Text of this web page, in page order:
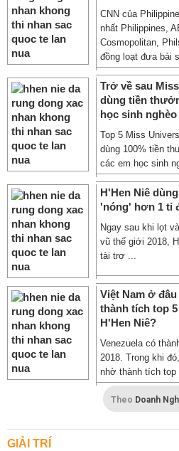
CNN của
nhất Philippines,
Cosmopolitan,
đồng loạt đưa bài
Trở về sau
dùng tiền
học sinh
Top 5 Miss
dùng 100% tiền
các em học sinh
H'Hen Niê
'nóng' hơn 1 tỉ
Ngay sau khi lọt
vũ thế giới 2018,
tài trợ ...
Việt Nam ở
thành tích top
H'Hen Niê?
Venezuela có
2018. Trong khi
nhờ thành tích top
Theo Doanh
GIẢI TRÍ